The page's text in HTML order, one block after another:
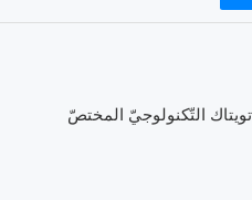
التّكنولوجيّ المختصّ